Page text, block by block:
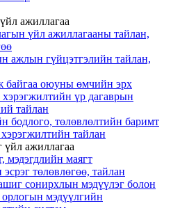
ажиллагаа
үйл ажиллагааны тайлан,
гүйцэтгэлийн тайлан,
оюуны өмчийн эрх
үр дагаврын
тайлан
бодлого, төлөвлөлтийн баримт
тайлан
үйл ажиллагаа
мэдэгдлийн маягт
төлөвлөгөө, тайлан
сонирхлын мэдүүлэг болон
орлогын мэдүүлгийн